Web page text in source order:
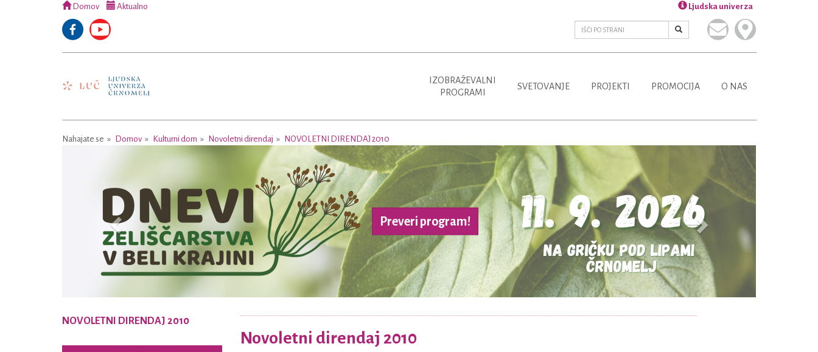
Domov Aktualno Ljudska univerza
IZOBRAŽEVALNI
PROGRAMI
SVETOVANJE PROJEKTI PROMOCIJA O NAS
Nahajate se Domov Kulturni dom Novoletni direndaj NOVOLETNI DIRENDAJ 2010
Preveri program!
Novoletni direndaj 2010
NOVOLETNI DIRENDAJ 2010